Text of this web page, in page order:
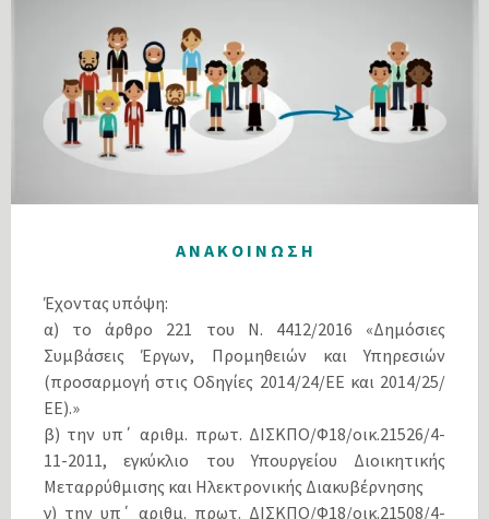
Α Ν Α Κ Ο Ι Ν Ω Σ Η
Έχοντας υπόψη:
α) το άρθρο 221 του Ν. 4412/2016 «Δημόσιες
Συμβάσεις Έργων, Προμηθειών και Υπηρεσιών
(προσαρμογή στις Οδηγίες 2014/24/ΕΕ και 2014/25/
ΕΕ).»
β) την υπ΄ αριθμ. πρωτ. ΔΙΣΚΠΟ/Φ18/οικ.21526/4-
11-2011, εγκύκλιο του Υπουργείου Διοικητικής
Μεταρρύθμισης και Ηλεκτρονικής Διακυβέρνησης
γ) την υπ΄ αριθμ. πρωτ. ΔΙΣΚΠΟ/Φ18/οικ.21508/4-